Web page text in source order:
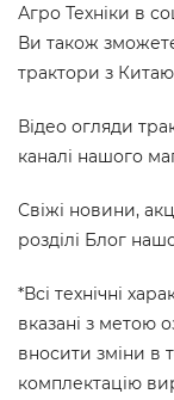
Агро Техніки в
Ви також
трактори з
Відео огляди
каналі нашого
Свіжі новини,
розділі Блог
*Всі технічні
вказані з метою
вносити зміни в
комплектацію